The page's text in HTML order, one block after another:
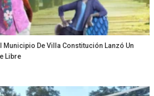
Municipio De Villa Constitución Lanzó Un
Libre